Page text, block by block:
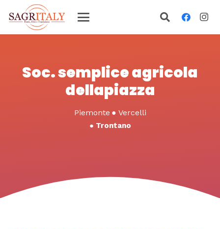
Soc. semplice agricola
dellapiazza
Piemonte ● Vercelli
● Trontano